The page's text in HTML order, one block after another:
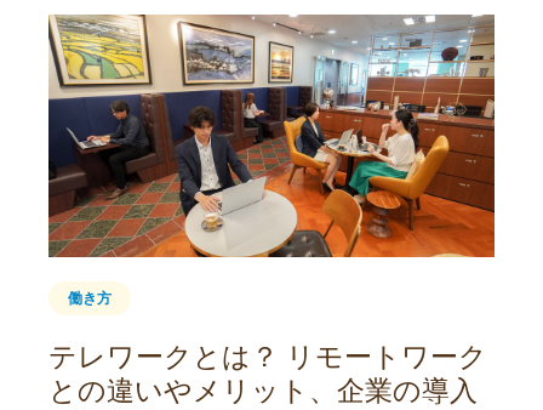
働き方
テレワークとは？ リモートワーク
との違いやメリット、企業の導入